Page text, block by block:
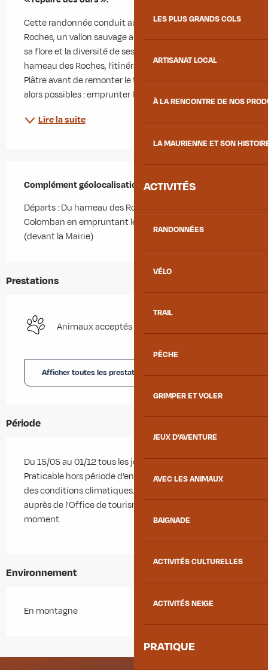
LES PLUS GRANDS COLS
ARTISANAT LOCAL
À LA RENCONTRE DE NOS
LA MAURIENNE ET SON
ACTIVITÉS
RANDONNÉES
VÉLO
TRAIL
PÊCHE
GRIMPER ET VOLER
JEUX D'AVENTURE
AVEC LES ANIMAUX
BAIGNADE
ACTIVITÉS CULTURELLES
ACTIVITÉS NEIGE
PRATIQUE
Cette randonnée conduit au cœur de la combe des
Roches, un vallon sauvage apprécié pour la richesse de
sa flore et la diversité de ses paysages. Depuis le
hameau des Roches, l’itinéraire rejoint la passerelle du
Plâtre avant de remonter le torrent. Deux options sont
alors possibles : emprunter la...
Lire la suite
Complément géolocalisation
Complément géolocalisation
Départs : Du hameau des Roches - Du chef-lieu de St-
Colomban en empruntant le chemin Pierre Bozon
(devant la Mairie)
Prestations
Animaux acceptés
Afficher toutes les prestations
Période
Du 15/05 au 01/12 tous les jours.
Praticable hors période d’enneigement et en fonction
des conditions climatiques. Se renseigner au préalable
auprès de l’Office de tourisme sur les conditions du
moment.
Environnement
En montagne